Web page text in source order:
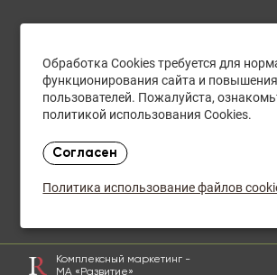
КАТАЛОГ
БРЕНДЫ
ОТЗЫВЫ
КОНТАКТЫ
Комплексный маркетинг -
МА «Развитие»
Обработка Cookies требуется для
функционирования сайта и
пользователей. Пожалуйста,
политикой использования Cookies.
Согласен
Политика использование файлов